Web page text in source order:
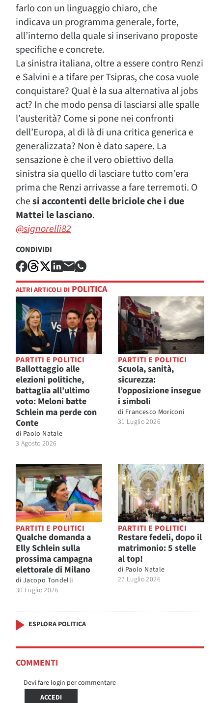
farlo con un linguaggio chiaro, che
indicava un programma generale, forte,
all’interno della quale si inserivano proposte
specifiche e concrete.
La sinistra italiana, oltre a essere contro Renzi
e Salvini e a tifare per Tsipras, che cosa vuole
conquistare? Qual è la sua alternativa al jobs
act? In che modo pensa di lasciarsi alle spalle
l’austerità? Come si pone nei confronti
dell’Europa, al di là di una critica generica e
generalizzata? Non è dato sapere. La
sensazione è che il vero obiettivo della
sinistra sia quello di lasciare tutto com’era
prima che Renzi arrivasse a fare terremoti. O
chesi accontenti delle briciole che i due
Mattei le lasciano.
@signorelli82
CONDIVIDI
ALTRI ARTICOLI DI POLITICA
PARTITI E POLITICI
Ballottaggio alle
elezioni politiche,
battaglia all’ultimo
voto: Meloni batte
Schlein ma perde con
Conte
di Paolo Natale
3 Agosto 2026
PARTITI E POLITICI
Scuola, sanità,
sicurezza:
l’opposizione insegue
i simboli
di Francesco Moriconi
31 Luglio 2026
PARTITI E POLITICI
Qualche domanda a
Elly Schlein sulla
prossima campagna
elettorale di Milano
di Jacopo Tondelli
30 Luglio 2026
PARTITI E POLITICI
Restare fedeli, dopo il
matrimonio: 5 stelle
al top!
di Paolo Natale
27 Luglio 2026
ESPLORA POLITICA
COMMENTI
Devi fare login per commentare
ACCEDI